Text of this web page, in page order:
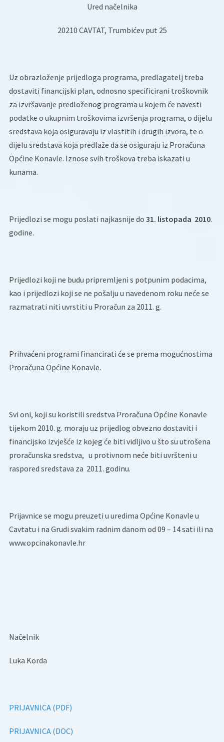
Ured načelnika
20210 CAVTAT, Trumbićev put 25
Uz obrazloženje prijedloga programa, predlagatelj treba
dostaviti financijski plan, odnosno specificirani troškovnik
za izvršavanje predloženog programa u kojem će navesti
podatke o ukupnim troškovima izvršenja programa, o dijelu
sredstava koja osiguravaju iz vlastitih i drugih izvora, te o
dijelu sredstava koja predlaže da se osiguraju iz Proračuna
Općine Konavle. Iznose svih troškova treba iskazati u
kunama.
Prijedlozi se mogu poslati najkasnije do 31. listopada 2010.
godine.
Prijedlozi koji ne budu pripremljeni s potpunim podacima,
kao i prijedlozi koji se ne pošalju u navedenom roku neće se
razmatrati niti uvrstiti u Proračun za 2011. g.
Prihvaćeni programi financirati će se prema mogućnostima
Proračuna Općine Konavle.
Svi oni, koji su koristili sredstva Proračuna Općine Konavle
tijekom 2010. g. moraju uz prijedlog obvezno dostaviti i
financijsko izvješće iz kojeg će biti vidljivo u što su utrošena
proračunska sredstva, u protivnom neće biti uvršteni u
raspored sredstava za 2011. godinu.
Prijavnice se mogu preuzeti u uredima Općine Konavle u
Cavtatu i na Grudi svakim radnim danom od 09 – 14 sati ili na
www.opcinakonavle.hr
Načelnik
Luka Korda
PRIJAVNICA (PDF)
PRIJAVNICA (DOC)